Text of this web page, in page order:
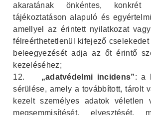
akaratának önkéntes,
tájékoztatáson alapuló és
amellyel az érintett nyilatkozat
félreérthetetlenül kifejező
beleegyezését adja az őt érintő
kezeléséhez;
12.
„adatvédelmi incidens”: a
sérülése, amely a továbbított, tárolt
kezelt személyes adatok véletlen
megsemmisítését, elvesztését,